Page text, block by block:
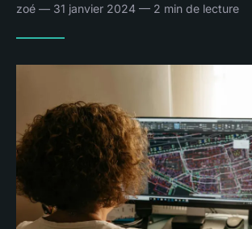
zoé — 31 janvier 2024 — 2 min de lecture